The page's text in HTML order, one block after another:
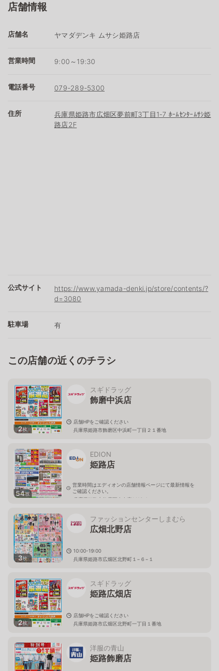
店舗情報
店舗名 ヤマダデンキ ムサシ姫路店
営業時間 9:00～19:30
電話番号 079-289-5300
住所
兵庫県姫路市広畑区夢前町3丁目1-7 ﾎｰﾑｾﾝﾀｰﾑｻｼ姫
路店2F
公式サイト
https://www.yamada-denki.jp/store/contents/?
d=3080
駐車場 有
この店舗の近くのチラシ
2枚
スギドラッグ
飾磨中浜店
店舗HPをご確認ください
兵庫県姫路市飾磨区中浜町一丁目２１番地
54枚
EDION
姫路店
営業時間はエディオンの店舗情報ページにて最新情報を
ご確認ください。
兵庫県姫路市飾磨区今在家1416-1
3枚
ファッションセンターしまむら
広畑北野店
10:00-19:00
兵庫県姫路市広畑区北野町１−６−１
2枚
スギドラッグ
姫路広畑店
店舗HPをご確認ください
兵庫県姫路市広畑区北野町一丁目１番地
洋服の青山
姫路飾磨店